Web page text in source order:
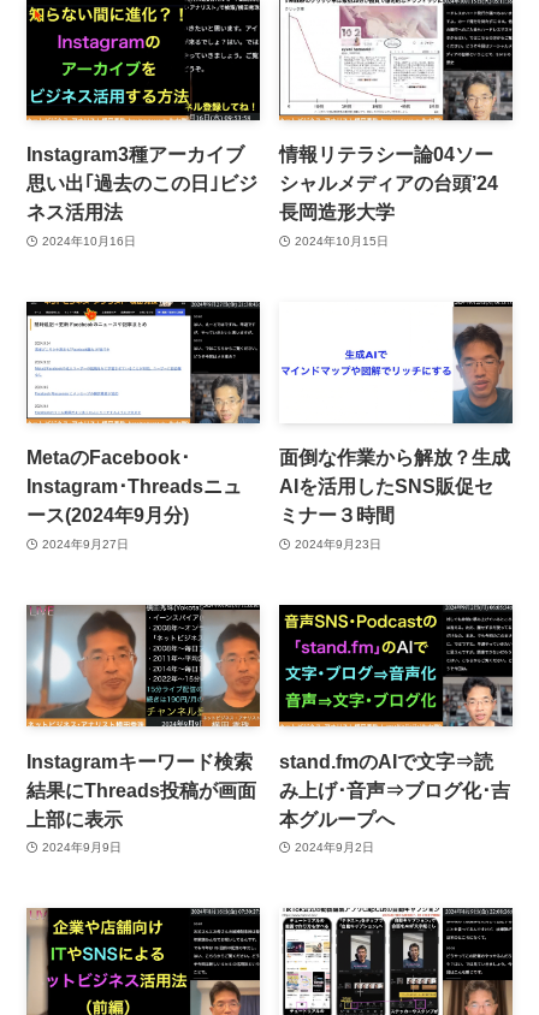
Instagram3種アーカイブ
思い出｢過去のこの日｣ビジ
ネス活用法
2024年10月16日
情報リテラシー論04ソー
シャルメディアの台頭’24
長岡造形大学
2024年10月15日
MetaのFacebook･
Instagram･Threadsニュ
ース(2024年9月分)
2024年9月27日
面倒な作業から解放？生成
AIを活用したSNS販促セ
ミナー３時間
2024年9月23日
Instagramキーワード検索
結果にThreads投稿が画面
上部に表示
2024年9月9日
stand.fmのAIで文字⇒読
み上げ･音声⇒ブログ化･吉
本グループへ
2024年9月2日